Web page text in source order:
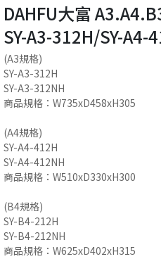
DAHFU大富
SY-A3-312H/SY-A4-
(A3規格)
SY-A3-312H
SY-A3-312NH
商品規格：W735xD458xH305
(A4規格)
SY-A4-412H
SY-A4-412NH
商品規格：W510xD330xH300
(B4規格)
SY-B4-212H
SY-B4-212NH
商品規格：W625xD402xH315